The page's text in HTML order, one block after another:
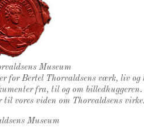
Segl
Museum
for Bertel Thorvaldsens værk, liv og
fra, til og om billedhuggeren.
vores viden om Thorvaldsens virke.
Museum